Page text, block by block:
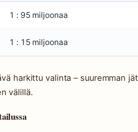
1 : 95 miljoonaa
1 : 15 miljoonaa
harkittu valinta – suuremman
välillä.